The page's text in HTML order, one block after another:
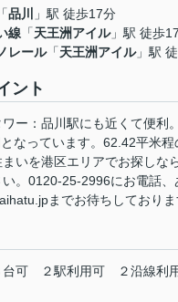
「品川
」駅 徒歩17分
線 「天王洲アイル」駅 徒歩
レール「天王洲アイル」駅
ント
ー：品川駅にも近くて便利
なっています。62.42平米
いを港区エリアでお探しな
い。0120-25-2996にお電話、
までお待ちしておりま
台可 ２駅利用可 ２沿線利